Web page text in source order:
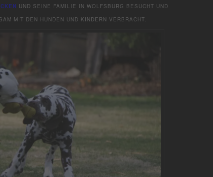
UND SEINE FAMILIE IN WOLFSBURG BESUCHT UND
MIT DEN HUNDEN UND KINDERN VERBRACHT.